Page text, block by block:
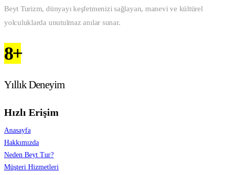
Beyt Turizm, dünyayı keşfetmenizi sağlayan, manevi ve kültürel
yolculuklarda unutulmaz anılar sunar.
8+
Yıllık Deneyim
Hızlı Erişim
Anasayfa
Hakkımızda
Neden Beyt Tur?
Müşteri Hizmetleri